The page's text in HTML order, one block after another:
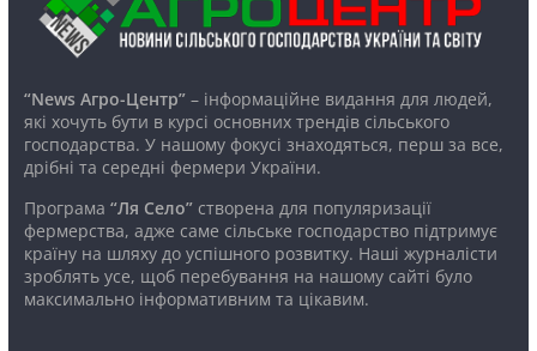
“News Агро-Центр”– інформаційне видання для людей,
які хочуть бути в курсі основних трендів сільського
господарства. У нашому фокусі знаходяться, перш за все,
дрібні та середні фермери України.
Програма “Ля Село”створена для популяризації
фермерства, адже саме сільське господарство підтримує
країну на шляху до успішного розвитку. Наші журналісти
зроблять усе, щоб перебування на нашому сайті було
максимально інформативним та цікавим.